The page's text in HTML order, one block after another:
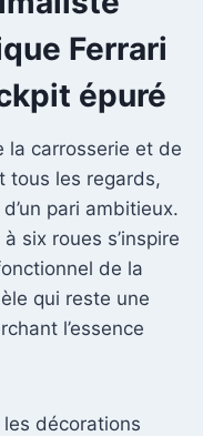
Ferrari
épuré
la carrosserie et de
tous les regards,
pari ambitieux.
six roues s’inspire
de la
qui reste une
l’essence
décorations